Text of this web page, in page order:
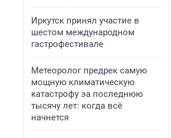
Иркутск принял участие в
шестом международном
гастрофестивале
Метеоролог предрек самую
мощную климатическую
катастрофу за последнюю
тысячу лет: когда всё
начнется